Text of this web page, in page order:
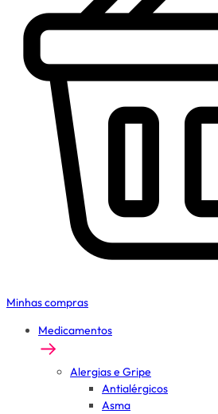
Minhas compras
Medicamentos
Alergias e Gripe
Antialérgicos
Asma